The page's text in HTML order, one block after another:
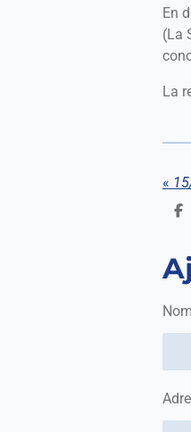
En
(La
La
«
P
t
a
g
r